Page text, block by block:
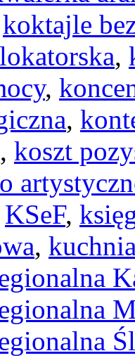
koktajle
,
,
,
, koszt
KSeF,
,